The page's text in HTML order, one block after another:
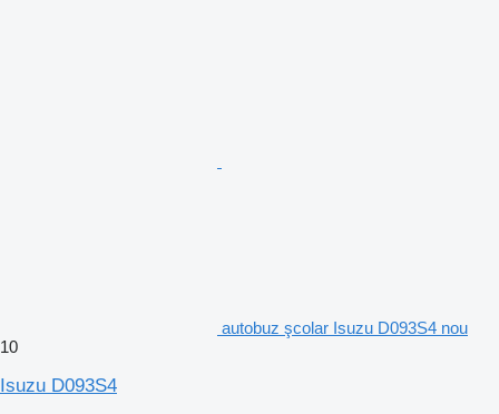
autobuz şcolar Isuzu D093S4 nou
10
Isuzu D093S4